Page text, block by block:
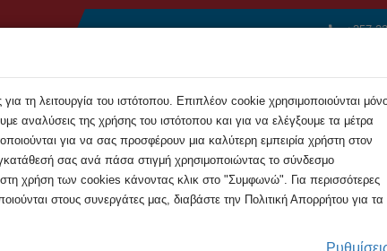
+357
Εκδηλώσεις Ανακοινώσεις Διάρθρωση
τη λειτουργία του ιστότοπου. Επιπλέον cookie χρησιμοποιούνται
αναλύσεις της χρήσης του ιστότοπου και για να ελέγξουμε τα μέτρα
για να σας προσφέρουν μια καλύτερη εμπειρία χρήστη στον
σας ανά πάσα στιγμή χρησιμοποιώντας το σύνδεσμο
χρήση των cookies κάνοντας κλικ στο "Συμφωνώ". Για περισσότερες
στους συνεργάτες μας, διαβάστε την Πολιτική Απορρήτου για τα